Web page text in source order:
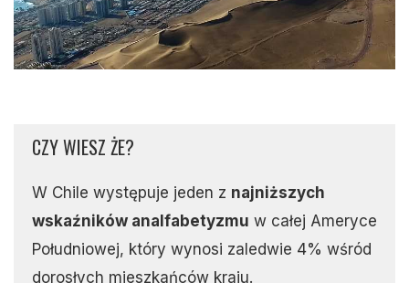
CZY WIESZ ŻE?
W Chile występuje jeden z najniższych
wskaźników analfabetyzmu w całej Ameryce
Południowej, który wynosi zaledwie 4% wśród
dorosłych mieszkańców kraju.